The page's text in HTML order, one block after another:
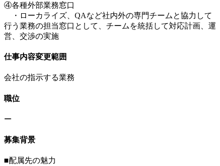
④各種外部業務窓口
・ローカライズ、QAなど社内外の専門チームと協力して
行う業務の担当窓口として、チームを統括して対応計画、運
営、交渉の実施
仕事内容変更範囲
会社の指示する業務
職位
ー
募集背景
■配属先の魅力